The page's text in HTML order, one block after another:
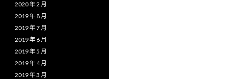
2020 年 2 月
2019 年 8 月
2019 年 7 月
2019 年 6 月
2019 年 5 月
2019 年 4 月
2019 年 3 月